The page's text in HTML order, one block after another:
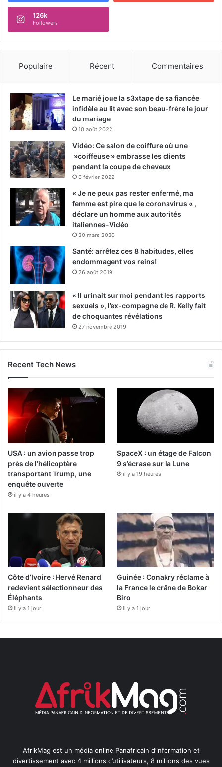
126k
Followers
Populaire Récent Commentaires
Le marié joue la s3xtape de sa fiancée
infidèle au lit avec son beau-frère le jour
du mariage
10 août 2022
Vidéo: Ce salon de coiffure où une
»coiffeuse » embrasse les clients
pendant la coupe de cheveux
6 février 2022
« Je ne peux pas rester enfermé, ma
femme est pire que le coronavirus « ,
déclare un homme aux autorités
italiennes-Vidéo
20 mars 2020
Santé: arrêtez ces 8 habitudes, elles
endommagent vos reins!
26 août 2019
« Il urinait sur moi pendant les rapports
sexuels », l’ex-compagne de R. Kelly fait
de choquantes révélations
27 novembre 2019
Recent Tech News
USA : un avion passe trop
près de l’hélicoptère
transportant Trump, une
enquête ouverte
il y a 4 heures
SpaceX : un étage de Falcon
9 s’écrase sur la Lune
il y a 19 heures
Côte d’Ivoire : Hervé Renard
redevient sélectionneur des
Éléphants
il y a 1 jour
Guinée : Conakry réclame à
la France le crâne de Bokar
Biro
il y a 1 jour
AfrikMag est un média online Panafricain d’information et
divertissement avec 4 millions d’utilisateurs, 8 millions des vues